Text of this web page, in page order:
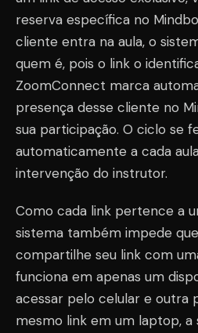
reserva específica no
cliente entra na aula, o
quem é, pois o link o
ZoomConnect marca
presença desse cliente no
sua participação. O ciclo se
automaticamente a cada
intervenção do instrutor.
Como cada link pertence a
sistema também impede
compartilhe seu link com
funciona em apenas um
acessar pelo celular e outra
mesmo link em um laptop,